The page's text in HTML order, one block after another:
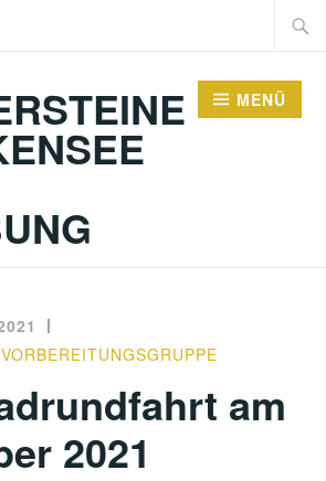
Suche
MENÜ
am
2021